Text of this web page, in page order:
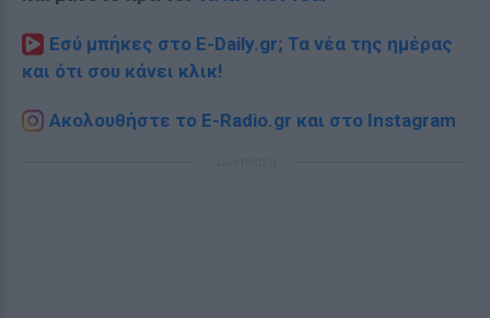
Εσύ μπήκες στο E-Daily.gr; Τα νέα της ημέρας
και ότι σου κάνει κλικ!
Ακολουθήστε το E-Radio.gr και στο Instagram